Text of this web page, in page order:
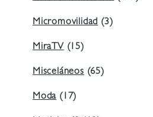
Micromovilidad(3)
MiraTV(15)
Misceláneos(65)
Moda(17)